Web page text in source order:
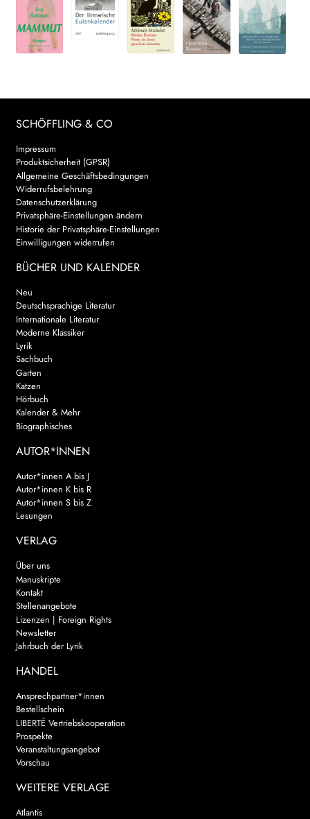
SCHÖFFLING & CO
Impressum
Produktsicherheit (GPSR)
Allgemeine Geschäftsbedingungen
Widerrufsbelehrung
Datenschutzerklärung
Privatsphäre-Einstellungen ändern
Historie der Privatsphäre-Einstellungen
Einwilligungen widerrufen
BÜCHER UND KALENDER
Neu
Deutschsprachige Literatur
Internationale Literatur
Moderne Klassiker
Lyrik
Sachbuch
Garten
Katzen
Hörbuch
Kalender & Mehr
Biographisches
AUTOR*INNEN
Autor*innen A bis J
Autor*innen K bis R
Autor*innen S bis Z
Lesungen
VERLAG
Über uns
Manuskripte
Kontakt
Stellenangebote
Lizenzen | Foreign Rights
Newsletter
Jahrbuch der Lyrik
HANDEL
Ansprechpartner*innen
Bestellschein
LIBERTÉ Vertriebskooperation
Prospekte
Veranstaltungsangebot
Vorschau
WEITERE VERLAGE
Atlantis